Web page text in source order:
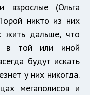
взрослые (Ольга
никто из них
жить дальше, что
в той или иной
будут искать
у них никогда.
мегаполисов и